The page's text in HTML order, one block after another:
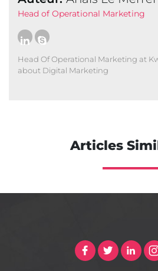
Head of Operational Marketing
Head Of Operational Marketing at
about Digital Marketing
Articles